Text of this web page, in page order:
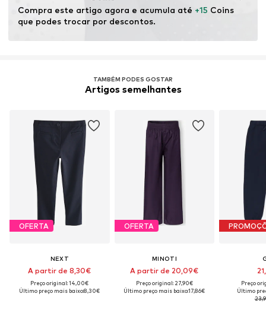
agricultura orgânica, renunciando à modificação genética
e limitando o uso de água e fertilizantes químicos.
Saber mais
Compra este artigo agora e acumula até +15 Coins
que podes trocar por descontos.
TAMBÉM PODES GOSTAR
Artigos semelhantes
OFERTA
NEXT
A partir de 8,30€
Preço original: 14,00€
Último preço mais baixo:8,30€
OFERTA
MINOTI
A partir de 20,09€
Preço original: 27,90€
Último preço mais baixo:17,86€
Preço
Último